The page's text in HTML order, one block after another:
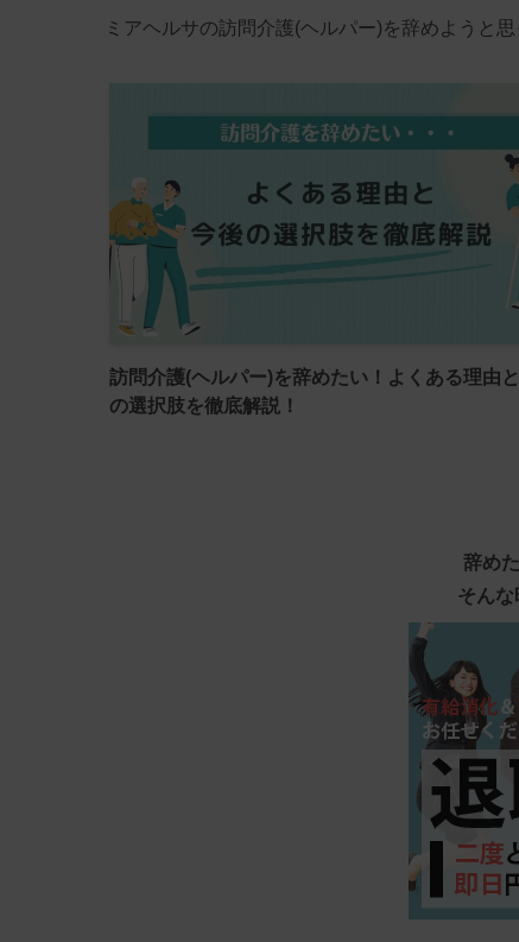
ミアヘルサの訪問介護(ヘルパー)を辞めようと
訪問介護(ヘルパー)を辞めたい！よくある理由
の選択肢を徹底解説！
辞め
そん